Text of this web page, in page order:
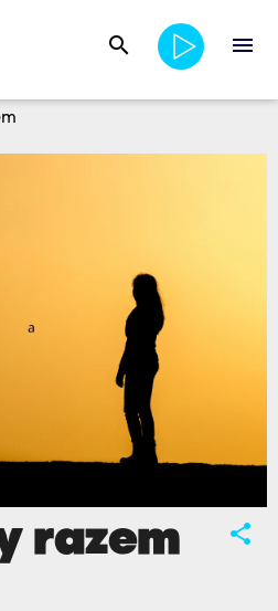
search menu
share
razem